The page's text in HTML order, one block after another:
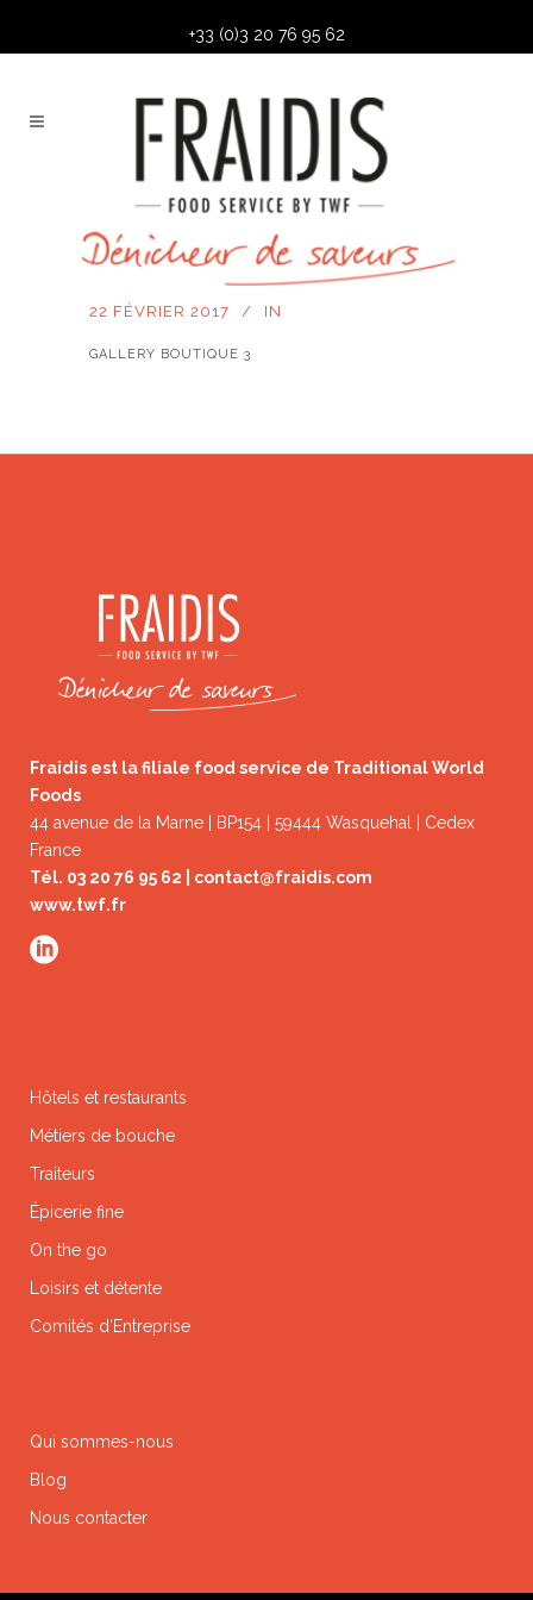
+33 (0)3 20 76 95 62
22 FÉVRIER 2017 IN
GALLERY BOUTIQUE 3
Fraidis est la filiale food service de Traditional World
Foods
44 avenue de la Marne | BP154 | 59444 Wasquehal | Cedex
France
Tél. 03 20 76 95 62 | contact@fraidis.com
www.twf.fr
Hôtels et restaurants
Métiers de bouche
Traiteurs
Épicerie fine
On the go
Loisirs et détente
Comités d’Entreprise
Qui sommes-nous
Blog
Nous contacter